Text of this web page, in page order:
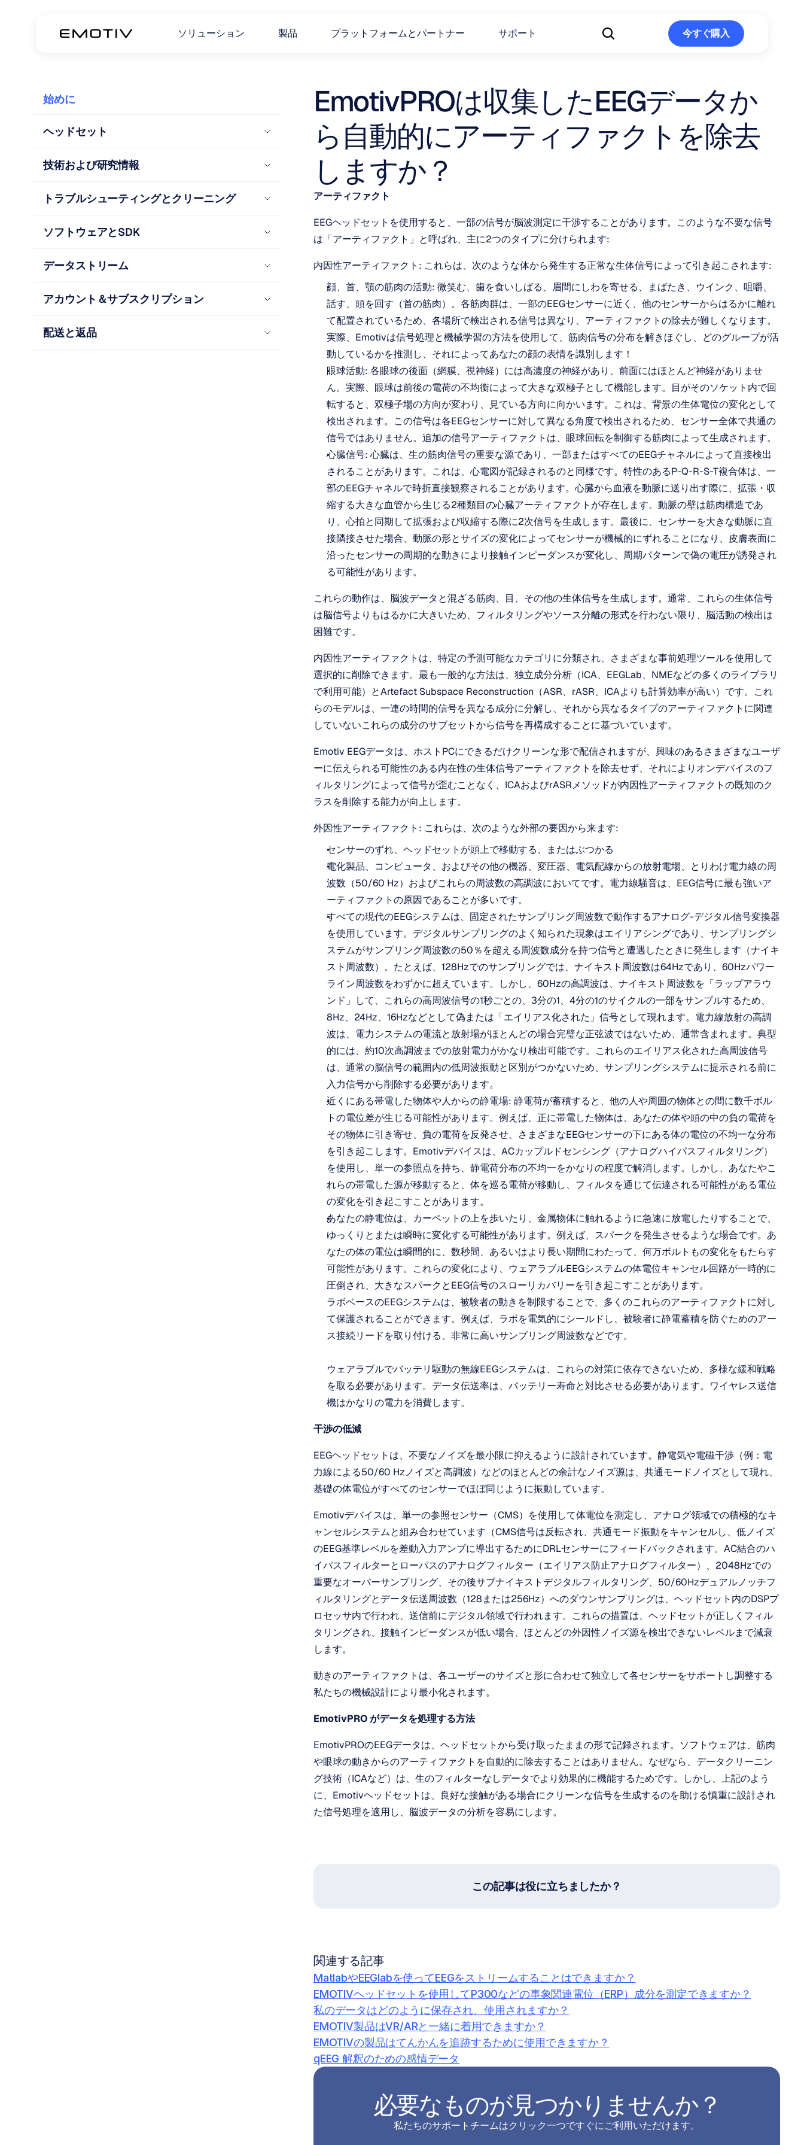
ソリューション 製品 プラットフォームとパートナー サポート
今すぐ購入
始めに
ヘッドセット
技術および研究情報
トラブルシューティングとクリーニング
ソフトウェアとSDK
データストリーム
アカウント＆サブスクリプション
配送と返品
EmotivPROは収集したEEGデータか
ら自動的にアーティファクトを除去
しますか？
アーティファクト
EEGヘッドセットを使用すると、一部の信号が脳波測定に干渉することがあります。このような不要な信号
は「アーティファクト」と呼ばれ、主に2つのタイプに分けられます:
内因性アーティファクト: これらは、次のような体から発生する正常な生体信号によって引き起こされます:
顔、首、顎の筋肉の活動: 微笑む、歯を食いしばる、眉間にしわを寄せる、まばたき、ウインク、咀嚼、
話す、頭を回す（首の筋肉）。各筋肉群は、一部のEEGセンサーに近く、他のセンサーからはるかに離れ
て配置されているため、各場所で検出される信号は異なり、アーティファクトの除去が難しくなります。
実際、Emotivは信号処理と機械学習の方法を使用して、筋肉信号の分布を解きほぐし、どのグループが活
動しているかを推測し、それによってあなたの顔の表情を識別します！
眼球活動: 各眼球の後面（網膜、視神経）には高濃度の神経があり、前面にはほとんど神経がありませ
ん。実際、眼球は前後の電荷の不均衡によって大きな双極子として機能します。目がそのソケット内で回
転すると、双極子場の方向が変わり、見ている方向に向かいます。これは、背景の生体電位の変化として
検出されます。この信号は各EEGセンサーに対して異なる角度で検出されるため、センサー全体で共通の
信号ではありません。追加の信号アーティファクトは、眼球回転を制御する筋肉によって生成されます。
心臓信号: 心臓は、生の筋肉信号の重要な源であり、一部またはすべてのEEGチャネルによって直接検出
されることがあります。これは、心電図が記録されるのと同様です。特性のあるP-Q-R-S-T複合体は、一
部のEEGチャネルで時折直接観察されることがあります。心臓から血液を動脈に送り出す際に、拡張・収
縮する大きな血管から生じる2種類目の心臓アーティファクトが存在します。動脈の壁は筋肉構造であ
り、心拍と同期して拡張および収縮する際に2次信号を生成します。最後に、センサーを大きな動脈に直
接隣接させた場合、動脈の形とサイズの変化によってセンサーが機械的にずれることになり、皮膚表面に
沿ったセンサーの周期的な動きにより接触インピーダンスが変化し、周期パターンで偽の電圧が誘発され
る可能性があります。
これらの動作は、脳波データと混ざる筋肉、目、その他の生体信号を生成します。通常、これらの生体信号
は脳信号よりもはるかに大きいため、フィルタリングやソース分離の形式を行わない限り、脳活動の検出は
困難です。
内因性アーティファクトは、特定の予測可能なカテゴリに分類され、さまざまな事前処理ツールを使用して
選択的に削除できます。最も一般的な方法は、独立成分分析（ICA、EEGLab、NMEなどの多くのライブラリ
で利用可能）とArtefact Subspace Reconstruction（ASR、rASR、ICAよりも計算効率が高い）です。これ
らのモデルは、一連の時間的信号を異なる成分に分解し、それから異なるタイプのアーティファクトに関連
していないこれらの成分のサブセットから信号を再構成することに基づいています。
Emotiv EEGデータは、ホストPCにできるだけクリーンな形で配信されますが、興味のあるさまざまなユーザ
ーに伝えられる可能性のある内在性の生体信号アーティファクトを除去せず、それによりオンデバイスのフ
ィルタリングによって信号が歪むことなく、ICAおよびrASRメソッドが内因性アーティファクトの既知のク
ラスを削除する能力が向上します。
外因性アーティファクト: これらは、次のような外部の要因から来ます:
センサーのずれ、ヘッドセットが頭上で移動する、またはぶつかる
電化製品、コンピュータ、およびその他の機器、変圧器、電気配線からの放射電場、とりわけ電力線の周
波数（50/60 Hz）およびこれらの周波数の高調波においてです。電力線騒音は、EEG信号に最も強いア
ーティファクトの原因であることが多いです。
すべての現代のEEGシステムは、固定されたサンプリング周波数で動作するアナログ-デジタル信号変換器
を使用しています。デジタルサンプリングのよく知られた現象はエイリアシングであり、サンプリングシ
ステムがサンプリング周波数の50％を超える周波数成分を持つ信号と遭遇したときに発生します（ナイキ
スト周波数）。たとえば、128Hzでのサンプリングでは、ナイキスト周波数は64Hzであり、60Hzパワー
ライン周波数をわずかに超えています。しかし、60Hzの高調波は、ナイキスト周波数を「ラップアラウ
ンド」して、これらの高周波信号の1秒ごとの、3分の1、4分の1のサイクルの一部をサンプルするため、
8Hz、24Hz、16Hzなどとして偽または「エイリアス化された」信号として現れます。電力線放射の高調
波は、電力システムの電流と放射場がほとんどの場合完璧な正弦波ではないため、通常含まれます。典型
的には、約10次高調波までの放射電力がかなり検出可能です。これらのエイリアス化された高周波信号
は、通常の脳信号の範囲内の低周波振動と区別がつかないため、サンプリングシステムに提示される前に
入力信号から削除する必要があります。
近くにある帯電した物体や人からの静電場: 静電荷が蓄積すると、他の人や周囲の物体との間に数千ボル
トの電位差が生じる可能性があります。例えば、正に帯電した物体は、あなたの体や頭の中の負の電荷を
その物体に引き寄せ、負の電荷を反発させ、さまざまなEEGセンサーの下にある体の電位の不均一な分布
を引き起こします。Emotivデバイスは、ACカップルドセンシング（アナログハイパスフィルタリング）
を使用し、単一の参照点を持ち、静電荷分布の不均一をかなりの程度で解消します。しかし、あなたやこ
れらの帯電した源が移動すると、体を巡る電荷が移動し、フィルタを通じて伝達される可能性がある電位
の変化を引き起こすことがあります。
あなたの静電位は、カーペットの上を歩いたり、金属物体に触れるように急速に放電したりすることで、
ゆっくりとまたは瞬時に変化する可能性があります。例えば、スパークを発生させるような場合です。あ
なたの体の電位は瞬間的に、数秒間、あるいはより長い期間にわたって、何万ボルトもの変化をもたらす
可能性があります。これらの変化により、ウェアラブルEEGシステムの体電位キャンセル回路が一時的に
圧倒され、大きなスパークとEEG信号のスローリカバリーを引き起こすことがあります。
ラボベースのEEGシステムは、被験者の動きを制限することで、多くのこれらのアーティファクトに対し
て保護されることができます。例えば、ラボを電気的にシールドし、被験者に静電蓄積を防ぐためのアー
ス接続リードを取り付ける、非常に高いサンプリング周波数などです。
ウェアラブルでバッテリ駆動の無線EEGシステムは、これらの対策に依存できないため、多様な緩和戦略
を取る必要があります。データ伝送率は、バッテリー寿命と対比させる必要があります。ワイヤレス送信
機はかなりの電力を消費します。
干渉の低減
EEGヘッドセットは、不要なノイズを最小限に抑えるように設計されています。静電気や電磁干渉（例：電
力線による50/60 Hzノイズと高調波）などのほとんどの余計なノイズ源は、共通モードノイズとして現れ、
基礎の体電位がすべてのセンサーでほぼ同じように振動しています。
Emotivデバイスは、単一の参照センサー（CMS）を使用して体電位を測定し、アナログ領域での積極的なキ
ャンセルシステムと組み合わせています（CMS信号は反転され、共通モード振動をキャンセルし、低ノイズ
のEEG基準レベルを差動入力アンプに導出するためにDRLセンサーにフィードバックされます。AC結合のハ
イパスフィルターとローパスのアナログフィルター（エイリアス防止アナログフィルター）、2048Hzでの
重要なオーバーサンプリング、その後サブナイキストデジタルフィルタリング、50/60Hzデュアルノッチフ
ィルタリングとデータ伝送周波数（128または256Hz）へのダウンサンプリングは、ヘッドセット内のDSPプ
ロセッサ内で行われ、送信前にデジタル領域で行われます。これらの措置は、ヘッドセットが正しくフィル
タリングされ、接触インピーダンスが低い場合、ほとんどの外因性ノイズ源を検出できないレベルまで減衰
します。
動きのアーティファクトは、各ユーザーのサイズと形に合わせて独立して各センサーをサポートし調整する
私たちの機械設計により最小化されます。
EmotivPRO がデータを処理する方法
EmotivPROのEEGデータは、ヘッドセットから受け取ったままの形で記録されます。ソフトウェアは、筋肉
や眼球の動きからのアーティファクトを自動的に除去することはありません。なぜなら、データクリーニン
グ技術（ICAなど）は、生のフィルターなしデータでより効果的に機能するためです。しかし、上記のよう
に、Emotivヘッドセットは、良好な接触がある場合にクリーンな信号を生成するのを助ける慎重に設計され
た信号処理を適用し、脳波データの分析を容易にします。
この記事は役に立ちましたか？
関連する記事
MatlabやEEGlabを使ってEEGをストリームすることはできますか？
EMOTIVヘッドセットを使用してP300などの事象関連電位（ERP）成分を測定できますか？
私のデータはどのように保存され、使用されますか？
EMOTIV製品はVR/ARと一緒に着用できますか？
EMOTIVの製品はてんかんを追跡するために使用できますか？
qEEG 解釈のための感情データ
必要なものが見つかりませんか？
私たちのサポートチームはクリック一つですぐにご利用いただけます。